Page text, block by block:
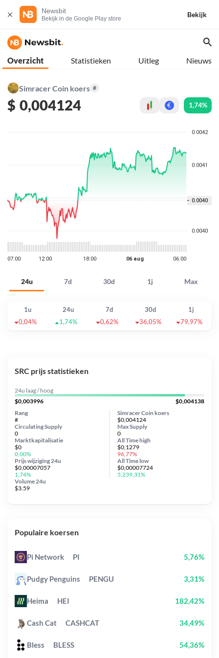
Newsbit
Bekijk in de Google Play store
Bekijk
Overzicht Statistieken Uitleg Nieuws
Simracer Coin koers #
$ 0,004124 € 1,74%
24u 7d 30d 1j Max
1u 24u 7d 30d
1j
0,04%
1,74% 0,62% 36,05% 79,97%
SRC prijs statistieken
24u laag / hoog
$0,003996
$0,004138
Simracer Coin koers
$0,004124
Circulating Supply
0
Prijs wijziging 24u
$0,00007057
1,74%
Max Supply
0
Marktkapitalisatie
$0
0,00%
Volume 24u
$3.59
Rang
#
All Timehigh
$0,1279
96,77%
All Time low
$0,00007724
5.239,31%
Populaire koersen
Pi Network PI 5,76%
Pudgy Penguins PENGU 3,31%
Heima HEI 182,42%
Cash Cat CASHCAT 34,49%
Bless BLESS 54,36%